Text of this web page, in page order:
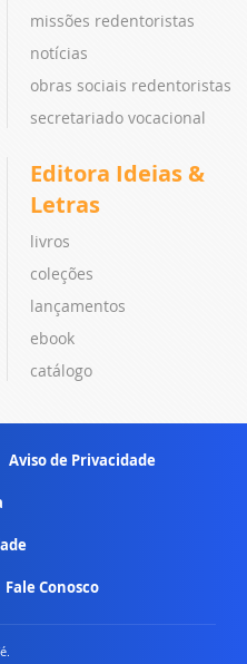
missões redentoristas
notícias
obras sociais redentoristas
secretariado vocacional
Editora Ideias &
Letras
livros
coleções
lançamentos
ebook
catálogo
Aviso de Privacidade
Fale Conosco